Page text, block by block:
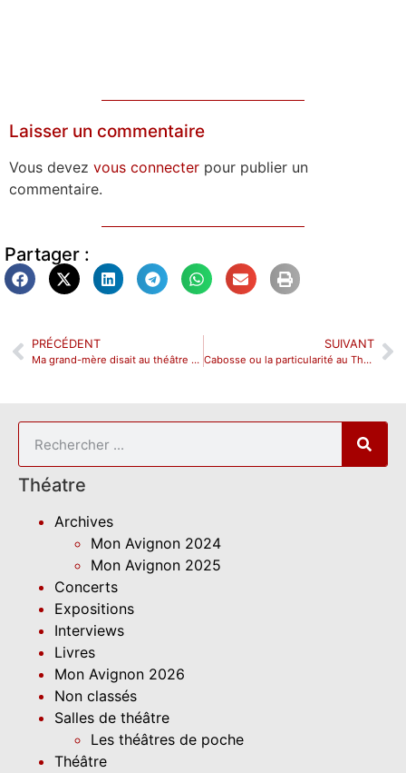
Théatre
Archives
Mon Avignon 2024
Mon Avignon 2025
Concerts
Expositions
Interviews
Livres
Mon Avignon 2026
Non classés
Salles de théâtre
Les théâtres de poche
Théâtre
Laisser un commentaire
Vous devez vous connecter pour publier un
commentaire.
Partager :
PRÉCÉDENT
Ma grand-mère disait au théâtre de la Bourse du travail CGT
SUIVANT
Cabosse ou la particularité au Théâtre des Corps Saints.